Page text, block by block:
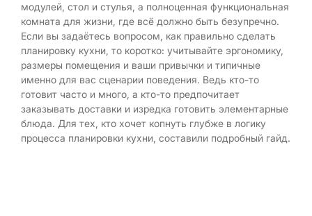
модулей, стол и стулья, а полноценная функциональная
комната для жизни, где всё должно быть безупречно.
Если вы задаётесь вопросом, как правильно сделать
планировку кухни, то коротко: учитывайте эргономику,
размеры помещения и ваши привычки и типичные
именно для вас сценарии поведения. Ведь кто-то
готовит часто и много, а кто-то предпочитает
заказывать доставки и изредка готовить элементарные
блюда. Для тех, кто хочет копнуть глубже в логику
процесса планировки кухни, составили подробный гайд.